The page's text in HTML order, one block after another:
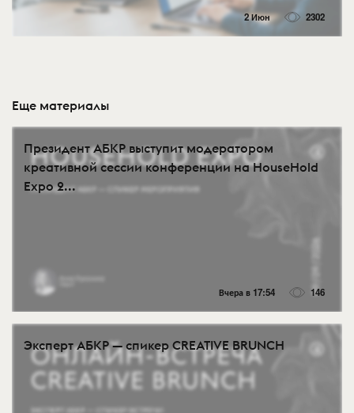
2 Июн 2302
Еще материалы
Президент АБКР выступит модератором
креативной сессии конференции на HouseHold
Expo 2...
Вчера в 17:54 146
Эксперт АБКР — спикер CREATIVE BRUNCH